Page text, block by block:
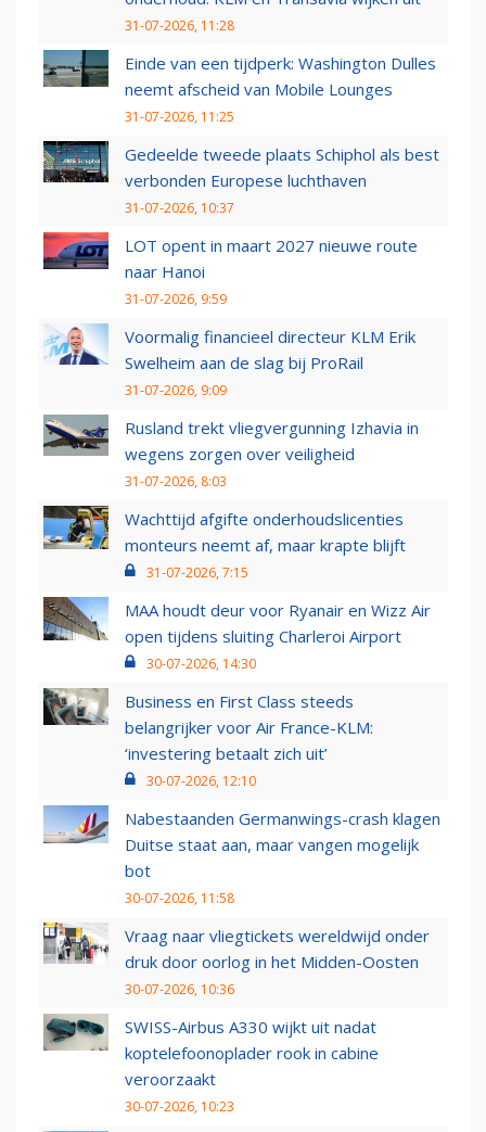
31-07-2026, 11:28
Einde van een tijdperk: Washington Dulles
neemt afscheid van Mobile Lounges
31-07-2026, 11:25
Gedeelde tweede plaats Schiphol als best
verbonden Europese luchthaven
31-07-2026, 10:37
LOT opent in maart 2027 nieuwe route
naar Hanoi
31-07-2026, 9:59
Voormalig financieel directeur KLM Erik
Swelheim aan de slag bij ProRail
31-07-2026, 9:09
Rusland trekt vliegvergunning Izhavia in
wegens zorgen over veiligheid
31-07-2026, 8:03
Wachttijd afgifte onderhoudslicenties
monteurs neemt af, maar krapte blijft
31-07-2026, 7:15
MAA houdt deur voor Ryanair en Wizz Air
open tijdens sluiting Charleroi Airport
30-07-2026, 14:30
Business en First Class steeds
belangrijker voor Air France-KLM:
‘investering betaalt zich uit’
30-07-2026, 12:10
Nabestaanden Germanwings-crash klagen
Duitse staat aan, maar vangen mogelijk
bot
30-07-2026, 11:58
Vraag naar vliegtickets wereldwijd onder
druk door oorlog in het Midden-Oosten
30-07-2026, 10:36
SWISS-Airbus A330 wijkt uit nadat
koptelefoonoplader rook in cabine
veroorzaakt
30-07-2026, 10:23